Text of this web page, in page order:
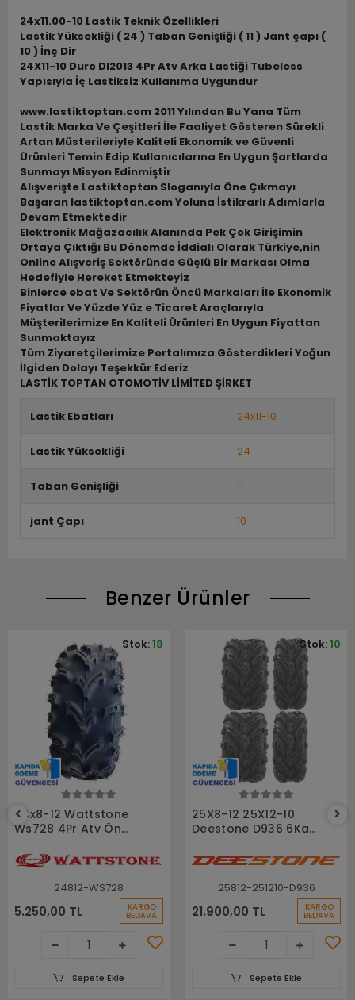
24x11.00-10 Lastik Teknik Özellikleri
Lastik Yüksekliği ( 24 ) Taban Genişliği ( 11 ) Jant çapı (
10 ) İnç Dir
24X11-10 Duro DI2013 4Pr Atv Arka Lastiği Tubeless
Yapısıyla İç Lastiksiz Kullanıma Uygundur
www.lastiktoptan.com 2011 Yılından Bu Yana Tüm
Lastik Marka Ve Çeşitleri İle Faaliyet Gösteren Sürekli
Artan Müsterileriyle Kaliteli Ekonomik ve Güvenli
Ürünleri Temin Edip Kullanıcılarına En Uygun Şartlarda
Sunmayı Misyon Edinmiştir
Alışverişte Lastiktoptan Sloganıyla Öne Çıkmayı
Başaran lastiktoptan.com Yoluna İstikrarlı Adımlarla
Devam Etmektedir
Elektronik Mağazacılık Alanında Pek Çok Girişimin
Ortaya Çıktığı Bu Dönemde İddialı Olarak Türkiye,nin
Online Alışveriş Sektöründe Güçlü Bir Markası Olma
Hedefiyle Hereket Etmekteyiz
Binlerce ebat Ve Sektörün Öncü Markaları İle Ekonomik
Fiyatlar Ve Yüzde Yüz e Ticaret Araçlarıyla
Müşterilerimize En Kaliteli Ürünleri En Uygun Fiyattan
Sunmaktayız
Tüm Ziyaretçilerimize Portalımıza Gösterdikleri Yoğun
İlgiden Dolayı Teşekkür Ederiz
LASTİK TOPTAN OTOMOTİV LİMİTED ŞİRKET
Lastik Ebatları 24x11-10
Lastik Yüksekliği 24
Taban Genişliği 11
jant Çapı 10
Benzer Ürünler
24x8-12 Wattstone
Ws728 4Pr Atv Ön
24812-WS728
5.250,00 TL KARGO
BEDAVA
Stok:18
Sepete Ekle
25X8-12 25X12-10
Deestone D936 6Kat
Lastiği
25812-251210-D936
21.900,00 TL KARGO
BEDAVA
Stok:10
Sepete Ekle